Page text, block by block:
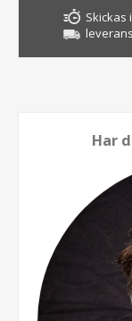
Skickas
Har